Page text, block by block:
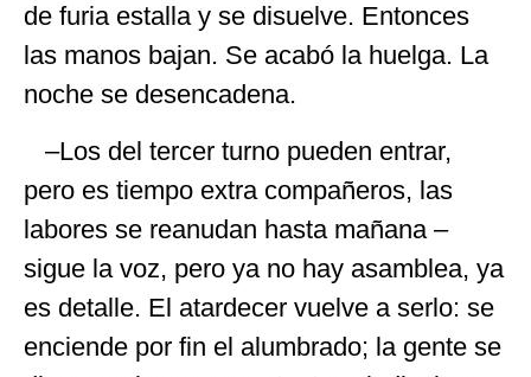
de furia estalla y se disuelve. Entonces
las manos bajan. Se acabó la huelga. La
noche se desencadena.
–Los del tercer turno pueden entrar,
pero es tiempo extra compañeros, las
labores se reanudan hasta mañana –
sigue la voz, pero ya no hay asamblea, ya
es detalle. El atardecer vuelve a serlo: se
enciende por fin el alumbrado; la gente se